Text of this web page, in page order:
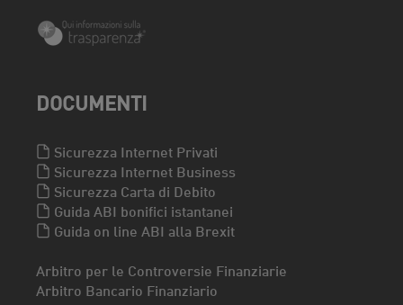
DOCUMENTI
Sicurezza Internet Privati
Sicurezza Internet Business
Sicurezza Carta di Debito
Guida ABI bonifici istantanei
Guida on line ABI alla Brexit
Arbitro per le Controversie Finanziarie
Arbitro Bancario Finanziario